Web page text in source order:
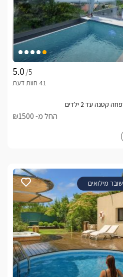
/5
החל מ- ₪1500
שובר מילואים